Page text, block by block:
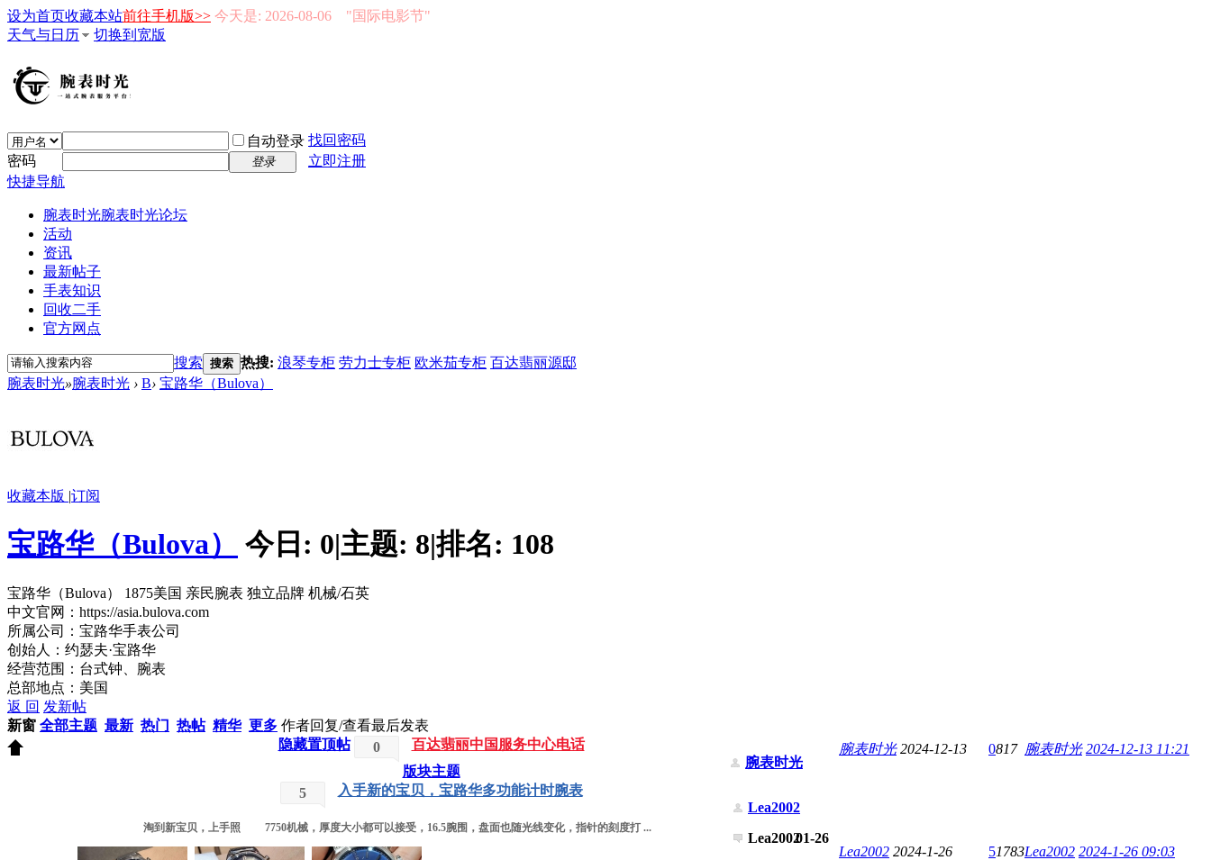
设为首页收藏本站前往手机版>> 今天是: 2026-08-06 "国际电影节"
天气与日历
切换到宽版
自动登录 找回密码
密码
登录
立即注册
快捷导航
腕表时光腕表时光论坛
活动
资讯
最新帖子
手表知识
回收二手
官方网点
搜索 搜索 热搜: 浪琴专柜 劳力士专柜 欧米茄专柜 百达翡丽源邸
腕表时光»腕表时光 › B› 宝路华（Bulova）
收藏本版 |订阅
宝路华（Bulova） 今日: 0|主题: 8|排名: 108
宝路华（Bulova） 1875美国 亲民腕表 独立品牌 机械/石英
中文官网：https://asia.bulova.com
所属公司：宝路华手表公司
创始人：约瑟夫·宝路华
经营范围：台式钟、腕表
总部地点：美国
返 回 发新帖
新窗 全部主题 最新 热门 热帖 精华 更多 作者回复/查看最后发表
隐藏置顶帖
0
百达翡丽中国服务中心电话
腕表时光
腕表时光 2024-12-13 0817 腕表时光 2024-12-13 11:21
版块主题
5
入手新的宝贝，宝路华多功能计时腕表
Lea2002
Lea200201-26
淘到新宝贝，上手照 7750机械，厚度大小都可以接受，16.5腕围，盘面也随光线变化，指针的刻度打 ...
Lea2002 2024-1-26 51783Lea2002 2024-1-26 09:03